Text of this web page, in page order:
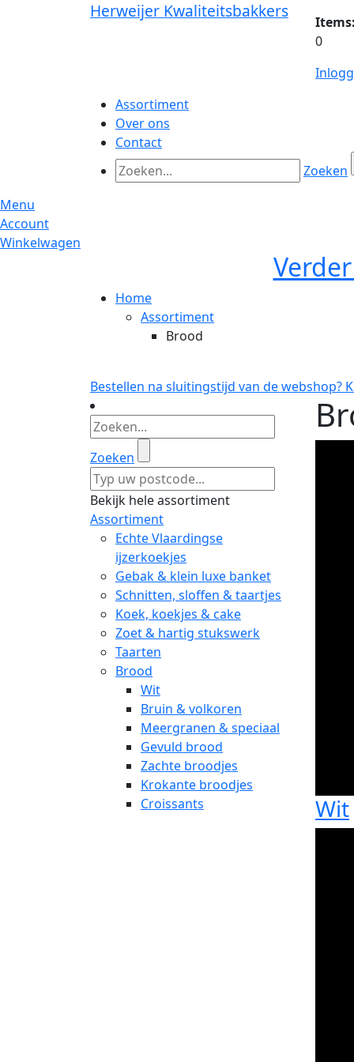
Herweijer Kwaliteitsbakkers
0
Assortiment
Over ons
Contact
Zoeken
Menu
Account
Winkelwagen
Home
Assortiment
Brood
Bestellen na sluitingstijd van de webshop?
Zoeken
Bekijk hele assortiment
Assortiment
Echte Vlaardingse
ijzerkoekjes
Gebak & klein luxe banket
Schnitten, sloffen & taartjes
Koek, koekjes & cake
Zoet & hartig stukswerk
Taarten
Brood
Wit
Bruin & volkoren
Meergranen & speciaal
Gevuld brood
Zachte broodjes
Krokante broodjes
Croissants
Wit